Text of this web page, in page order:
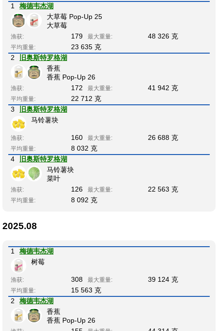
1
梅德韦杰湖
大草莓 Pop-Up 25
大草莓
渔获: 179 最大重量: 48 326 克
平均重量:
23 635 克
2
旧奥斯特罗格湖
香蕉
香蕉 Pop-Up 26
渔获: 172 最大重量: 41 942 克
平均重量:
22 712 克
3
旧奥斯特罗格湖
马铃薯块
渔获: 160 最大重量: 26 688 克
平均重量:
8 032 克
4
旧奥斯特罗格湖
马铃薯块
菜叶
渔获: 126 最大重量: 22 563 克
平均重量: 8 092 克
2025.08
1
梅德韦杰湖
树莓
渔获: 308 最大重量: 39 124 克
平均重量:
15 563 克
2
梅德韦杰湖
香蕉
香蕉 Pop-Up 26